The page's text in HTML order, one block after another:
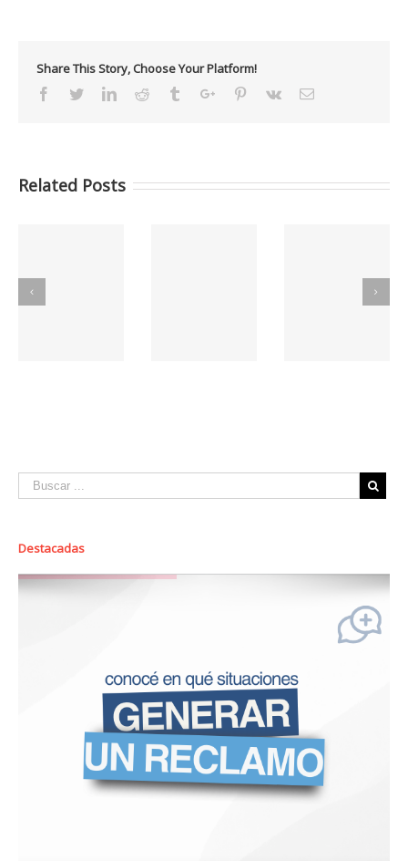
Share This Story, Choose Your Platform!
Facebook
TwitterLinkedinReddit TumblrGoogle+Pinterest
Vk Email
Related Posts
Informes GCC
Destacadas